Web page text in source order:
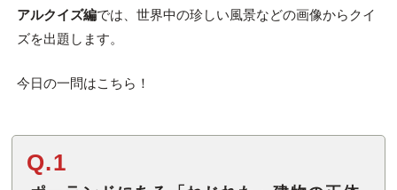
アルクイズ編では、世界中の珍しい風景などの画像からクイ
ズを出題します。
今日の一問はこちら！
Q.1